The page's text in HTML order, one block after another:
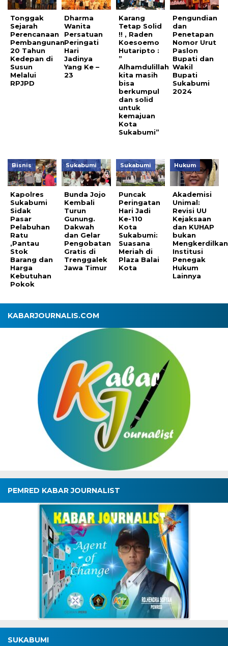
Tonggak
Sejarah
Perencanaan
Pembangunan
20 Tahun
Kedepan di
Susun
Melalui
RPJPD
Dharma
Wanita
Persatuan
Peringati
Hari
Jadinya
Yang Ke –
23
Karang
Tetap Solid
!! , Raden
Koesoemo
Hutaripto :
”
Alhamdulillah
kita masih
bisa
berkumpul
dan solid
untuk
kemajuan
Kota
Sukabumi”
Pengundian
dan
Penetapan
Nomor Urut
Paslon
Bupati dan
Wakil
Bupati
Sukabumi
2024
Bisnis
Kapolres
Sukabumi
Sidak
Pasar
Pelabuhan
Ratu
,Pantau
Stok
Barang dan
Harga
Kebutuhan
Pokok
Sukabumi
Bunda Jojo
Kembali
Turun
Gunung.
Dakwah
dan Gelar
Pengobatan
Gratis di
Trenggalek
Jawa Timur
Sukabumi
Puncak
Peringatan
Hari Jadi
Ke-110
Kota
Sukabumi:
Suasana
Meriah di
Plaza Balai
Kota
Hukum
Akademisi
Unimal:
Revisi UU
Kejaksaan
dan KUHAP
bukan
Mengkerdilkan
Institusi
Penegak
Hukum
Lainnya
KABARJOURNALIS.COM
PEMRED KABAR JOURNALIST
SUKABUMI